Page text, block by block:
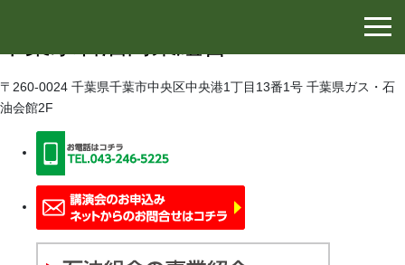
〒260-0024 千葉県千葉市中央区中央港1丁目13番1号 千葉県ガス・石
油会館2F